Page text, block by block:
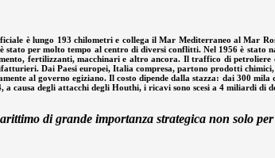
è lungo 193 chilometri e collega il Mar Mediterraneo al Mar
per molto tempo al centro di diversi conflitti. Nel 1956 è stato
fertilizzanti, macchinari e altro ancora. Il traffico di petroliere
Dai Paesi europei, Italia compresa, partono prodotti
al governo egiziano. Il costo dipende dalla stazza: dai 300
a causa degli attacchi degli Houthi, i ricavi sono scesi a 4 miliardi di
di grande importanza strategica non solo